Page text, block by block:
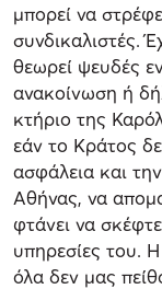
μπορεί να
συνδικαλιστές.
θεωρεί ψευδές
ανακοίνωση ή
κτήριο της
εάν το Κράτος
ασφάλεια και
Αθήνας, να
φτάνει να
υπηρεσίες του.
όλα δεν μας